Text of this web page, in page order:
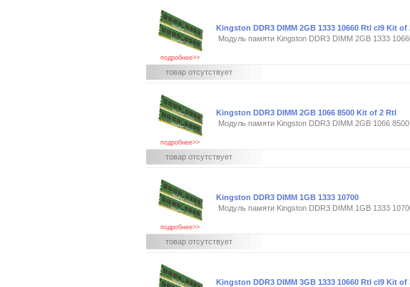
подробнее>>
Kingston DDR3 DIMM 2GB 1333 10660 Rtl cl9 Kit of
Модуль памяти Kingston DDR3 DIMM 2GB 1333
товар отсутствует
подробнее>>
Kingston DDR3 DIMM 2GB 1066 8500 Kit of 2 Rtl
Модуль памяти Kingston DDR3 DIMM 2GB 1066
товар отсутствует
подробнее>>
Kingston DDR3 DIMM 1GB 1333 10700
Модуль памяти Kingston DDR3 DIMM 1GB 1333
товар отсутствует
Kingston DDR3 DIMM 3GB 1333 10660 Rtl cl9 Kit of